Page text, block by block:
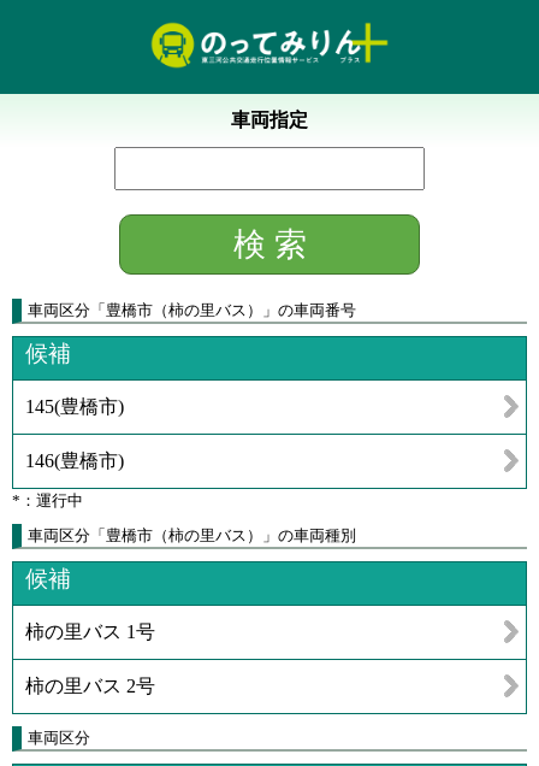
車両指定
車両区分 「 豊橋市（柿の里バス） 」 の車両番号
候補
145(豊橋市)
146(豊橋市)
*：運行中
車両区分「豊橋市（柿の里バス）」の車両種別
候補
柿の里バス 1号
柿の里バス 2号
車両区分